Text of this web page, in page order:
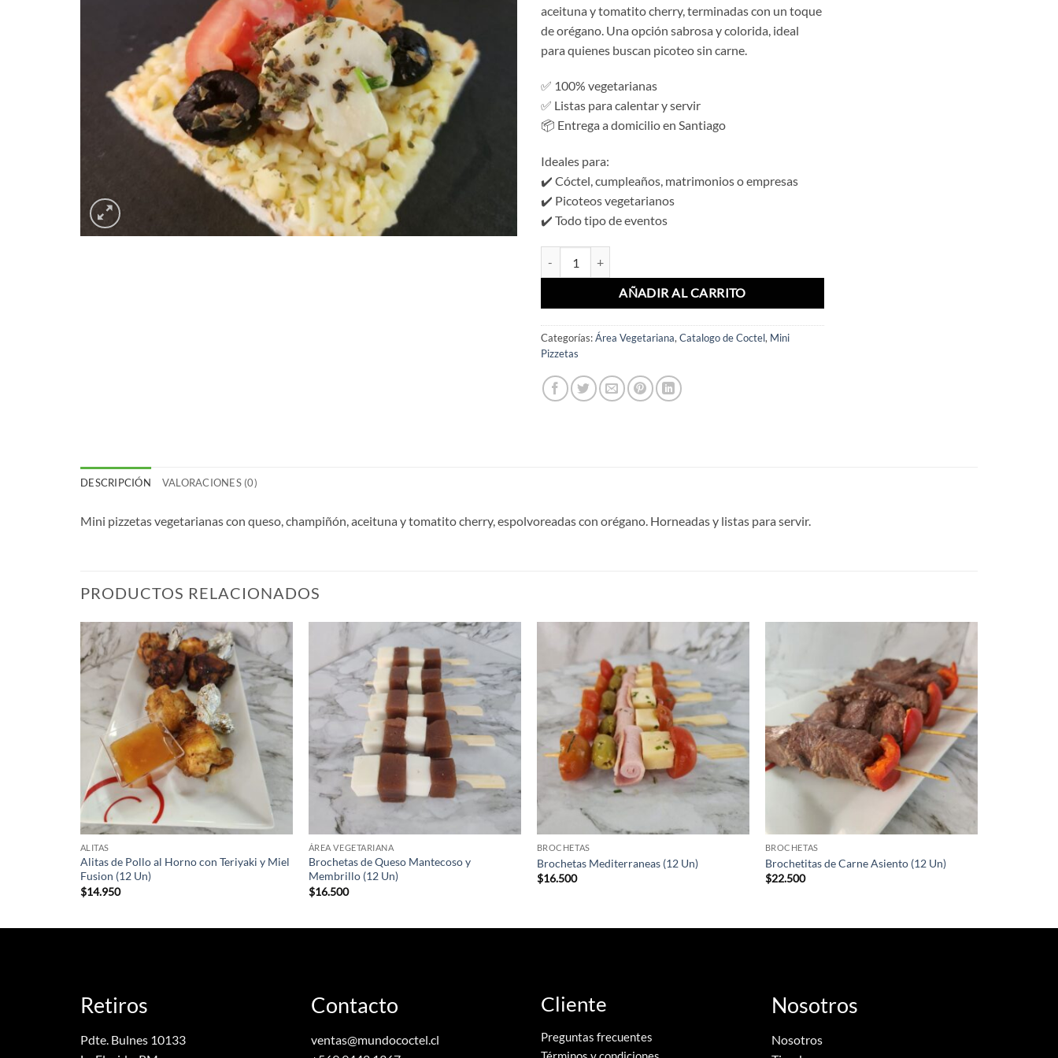
aceituna y tomatito cherry, terminadas con un toque
de orégano. Una opción sabrosa y colorida, ideal
para quienes buscan picoteo sin carne.
✅ 100% vegetarianas
✅ Listas para calentar y servir
📦 Entrega a domicilio en Santiago
Ideales para:
✔️ Cóctel, cumpleaños, matrimonios o empresas
✔️ Picoteos vegetarianos
✔️ Todo tipo de eventos
AÑADIR AL CARRITO
Categorías:Área Vegetariana, Catalogo de Coctel, Mini
Pizzetas
DESCRIPCIÓN VALORACIONES (0)
Mini pizzetas vegetarianas con queso, champiñón, aceituna y tomatito cherry, espolvoreadas con orégano. Horneadas y listas para servir.
PRODUCTOS RELACIONADOS
ALITAS
Alitas de Pollo al Horno con Teriyaki y Miel
Fusion (12 Un)
$14.950
ÁREA VEGETARIANA
Brochetas de Queso Mantecoso y
Membrillo (12 Un)
$16.500
BROCHETAS
Brochetas Mediterraneas (12 Un)
$16.500
BROCHETAS
Brochetitas de Carne Asiento (12 Un)
$22.500
Retiros
Pdte. Bulnes 10133
Contacto
ventas@mundococtel.cl
Cliente
Preguntas frecuentes
Nosotros
Nosotros